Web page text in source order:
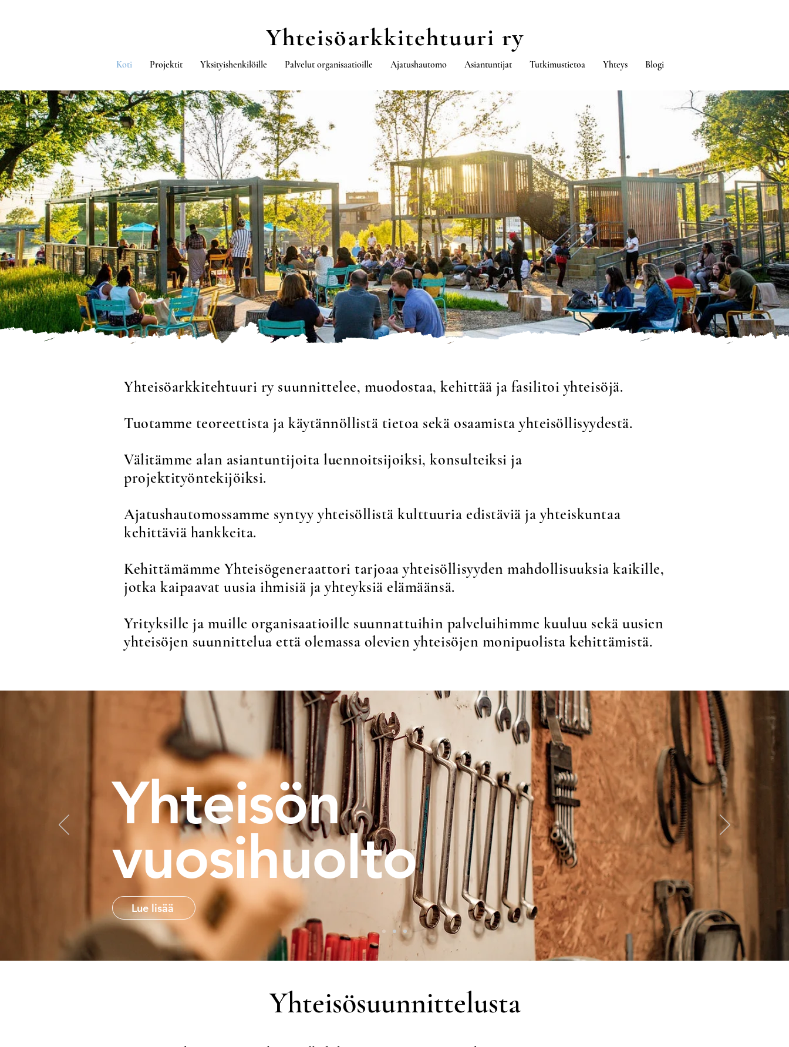
Yhteisöarkkitehtuuri ry
Koti Projektit Yksityishenkilöille Palvelut organisaatioille Ajatushautomo Asiantuntijat Tutkimustietoa Yhteys Blogi
Yhteisöarkkitehtuuri ry suunnittelee, muodostaa, kehittää ja fasilitoi yhteisöjä.
Tuotamme teoreettista ja käytännöllistä tietoa sekä osaamista yhteisöllisyydestä.
Välitämme alan asiantuntijoita luennoitsijoiksi, konsulteiksi ja
projektityöntekijöiksi.
Ajatushautomossamme syntyy yhteisöllistä kulttuuria edistäviä ja yhteiskuntaa
kehittäviä hankkeita.
Kehittämämme Yhteisögeneraattori tarjoaa yhteisöllisyyden mahdollisuuksia kaikille,
jotka kaipaavat uusia ihmisiä ja yhteyksiä elämäänsä.
Yrityksille ja muille organisaatioille suunnattuihin palveluihimme kuuluu sekä uusien
yhteisöjen suunnittelua että olemassa olevien yhteisöjen monipuolista kehittämistä.
Yhteisön
vuosihuolto
Lue lisää
Yhteisösuunnittelusta